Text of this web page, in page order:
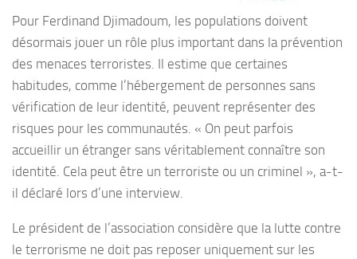
Pour Ferdinand Djimadoum, les populations doivent
désormais jouer un rôle plus important dans la prévention
des menaces terroristes. Il estime que certaines
habitudes, comme l’hébergement de personnes sans
vérification de leur identité, peuvent représenter des
risques pour les communautés. « On peut parfois
accueillir un étranger sans véritablement connaître son
identité. Cela peut être un terroriste ou un criminel », a-t-
il déclaré lors d’une interview.
Le président de l’association considère que la lutte contre
le terrorisme ne doit pas reposer uniquement sur les